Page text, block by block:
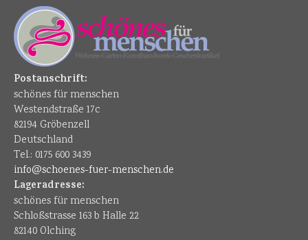
Postanschrift:
schönes für menschen
Westendstraße 17c
82194 Gröbenzell
Deutschland
Tel.: 0175 600 3439
info@schoenes-fuer-menschen.de
Lageradresse:
schönes für menschen
Schloßstrasse 163 b Halle 22
82140 Olching